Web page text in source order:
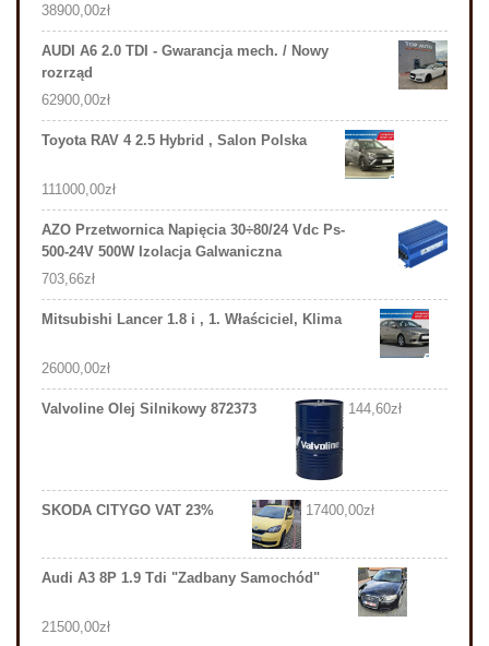
38900,00zł
AUDI A6 2.0 TDI - Gwarancja mech. / Nowy
rozrząd
62900,00zł
Toyota RAV 4 2.5 Hybrid , Salon Polska
111000,00zł
AZO Przetwornica Napięcia 30÷80/24 Vdc Ps-
500-24V 500W Izolacja Galwaniczna
703,66zł
Mitsubishi Lancer 1.8 i , 1. Właściciel, Klima
26000,00zł
Valvoline Olej Silnikowy 872373 144,60zł
SKODA CITYGO VAT 23% 17400,00zł
Audi A3 8P 1.9 Tdi "Zadbany Samochód"
21500,00zł